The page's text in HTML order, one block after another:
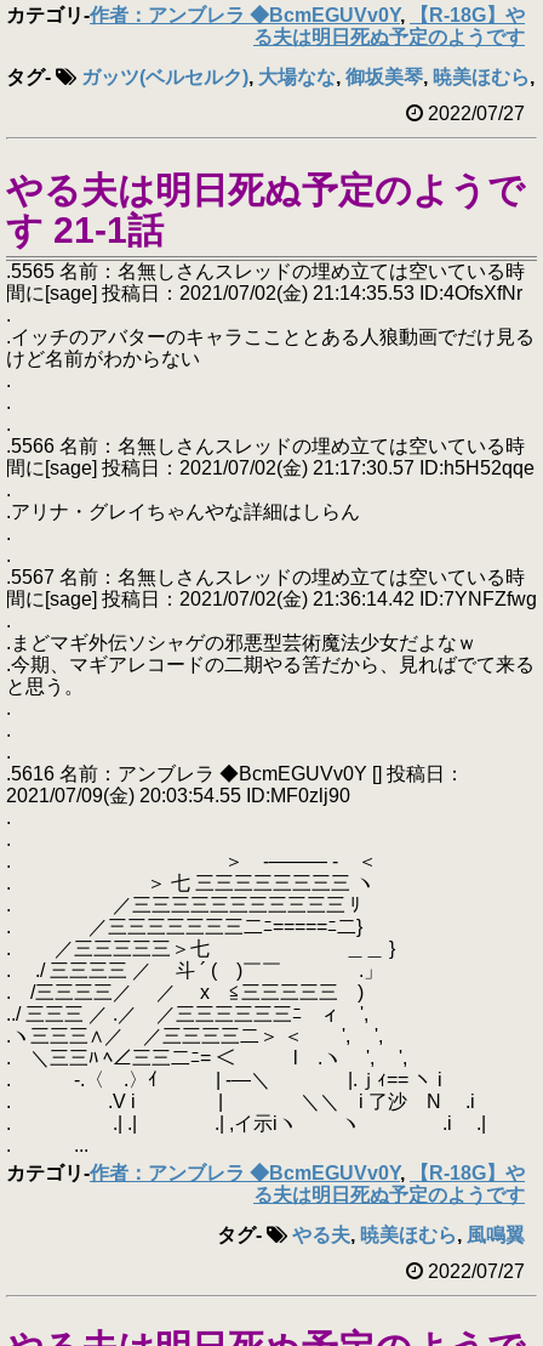
カテゴリ-作者：アンブレラ ◆BcmEGUVv0Y,
【R-18G】や
る夫は明日死ぬ予定のようです
タグ- ガッツ(ベルセルク), 大場なな, 御坂美琴, 暁美ほむら,
2022/07/27
やる夫は明日死ぬ予定のようで
す 21-1話
.5565 名前：名無しさんスレッドの埋め立ては空いている時
間に[sage] 投稿日：2021/07/02(金) 21:14:35.53 ID:4OfsXfNr
.
.イッチのアバターのキャラここととある人狼動画でだけ見る
けど名前がわからない
.
.
.
.5566 名前：名無しさんスレッドの埋め立ては空いている時
間に[sage] 投稿日：2021/07/02(金) 21:17:30.57 ID:h5H52qqe
.
.アリナ・グレイちゃんやな詳細はしらん
.
.
.5567 名前：名無しさんスレッドの埋め立ては空いている時
間に[sage] 投稿日：2021/07/02(金) 21:36:14.42 ID:7YNFZfwg
.
.まどマギ外伝ソシャゲの邪悪型芸術魔法少女だよなｗ
.今期、マギアレコードの二期やる筈だから、見ればでて来る
と思う。
.
.
.
.5616 名前：アンブレラ ◆BcmEGUVv0Y [] 投稿日：
2021/07/09(金) 20:03:54.55 ID:MF0zlj90
.
.
. ＞ -――― - ＜
. ＞ 七 三三三三三三三三 ヽ
. ／三三三三三三三三三三三 ﾘ
. ／三三三三三三三二ﾆ=====ﾆ二}
. ／三三三三三＞七 ＿＿ }
. ./ 三三三三 ／ 斗 ´ ( )￣￣ .」
. /三三三三／ ／ x ≦三三三三三 )
../ 三三三 ／ .／ ／三三三三三三ﾆ ィ ',
.ヽ三三三∧／ ／三三三三二＞ ＜ ', ',
. ＼三三ﾊ ﾍ∠三三二ﾆ= ＜ l .ヽ ', ',
. ゝ-.〈 .〉ｲ | -―＼ |.ｊｨ== ヽ i
. .V i | ＼＼ i 了沙 N .i
. .| .| .| ,イ示iヽ ヽ .i .|
. ...
カテゴリ-作者：アンブレラ ◆BcmEGUVv0Y,
【R-18G】や
る夫は明日死ぬ予定のようです
タグ- やる夫, 暁美ほむら, 風鳴翼
2022/07/27